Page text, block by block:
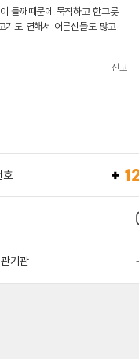
들깨때문에 묵직하고 한그릇
기도 연해서 어른신들도 많고
신고
호
기관